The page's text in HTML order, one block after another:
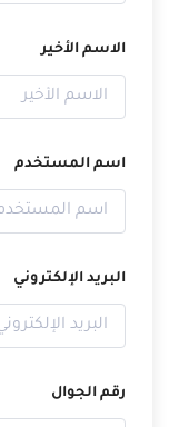
الاسم الأخير
اسم المستخدم
البريد الإلكتروني
رقم الجوال